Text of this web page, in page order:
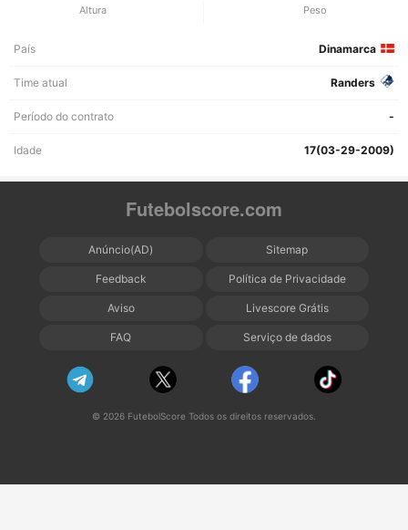
Altura Peso
País Dinamarca
Time atual Randers
Período do contrato -
Idade 17(03-29-2009)
Futebolscore.com
Anúncio(AD) Sitemap
Feedback Política de Privacidade
Aviso Livescore Grátis
FAQ Serviço de dados
© 2026 FutebolScore Todos os direitos reservados.